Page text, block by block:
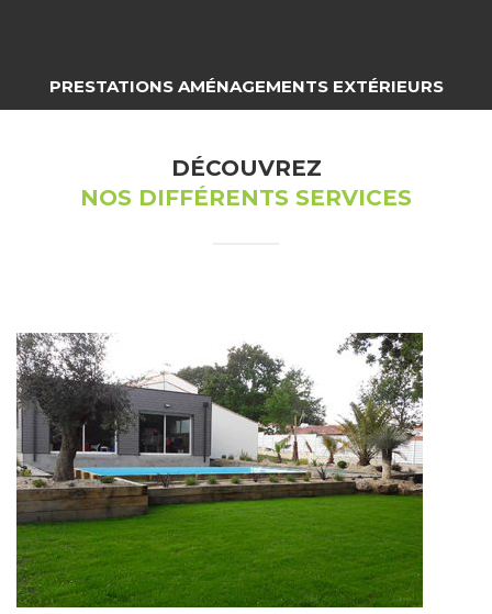
PRESTATIONS AMÉNAGEMENTS EXTÉRIEURS
DÉCOUVREZ
NOS DIFFÉRENTS SERVICES